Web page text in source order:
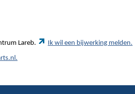
Lareb. Ik wil een bijwerking melden.